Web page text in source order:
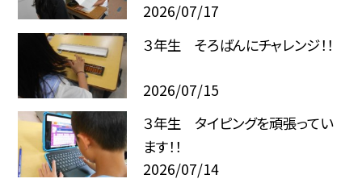
2026/07/17
３年生 そろばんにチャレンジ！！
2026/07/15
３年生 タイピングを頑張ってい
ます！！
2026/07/14